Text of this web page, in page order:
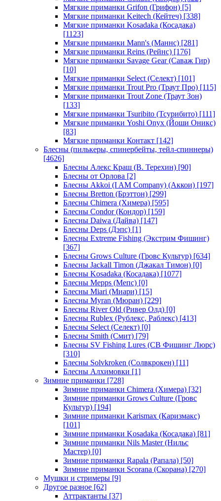
Мягкие приманки Grifon (Грифон) [5]
Мягкие приманки Keitech (Кейтеч) [338]
Мягкие приманки Kosadaka (Косадака)
[1123]
Мягкие приманки Mann's (Маннс) [281]
Мягкие приманки Reins (Рейнс) [176]
Мягкие приманки Savage Gear (Саваж Гир)
[10]
Мягкие приманки Select (Селект) [101]
Мягкие приманки Trout Pro (Траут Про) [115]
Мягкие приманки Trout Zone (Траут Зон)
[133]
Мягкие приманки Tsuribito (Тсурибито) [111]
Мягкие приманки Yoshi Onyx (Йоши Оникс)
[83]
Мягкие приманки Контакт [142]
Блесны (пилькеры, спинербейты, тейл-спиннеры)
[4626]
Блесны Алекс Краш (В. Терехин) [90]
Блесны от Орлова [2]
Блесны Akkoi (I AM Company) (Аккои) [197]
Блесны Bretton (Брэттон) [299]
Блесны Chimera (Химера) [595]
Блесны Condor (Кондор) [159]
Блесны Daiwa (Дайва) [147]
Блесны Deps (Дэпс) [1]
Блесны Extreme Fishing (Экстрим Фишинг)
[367]
Блесны Grows Culture (Гровс Культур) [634]
Блесны Jackall Timon (Джакал Тимон) [0]
Блесны Kosadaka (Косадака) [1077]
Блесны Mepps (Мепс) [0]
Блесны Miari (Миари) [15]
Блесны Myran (Мюран) [229]
Блесны River Old (Ривер Олд) [0]
Блесны Rublex (Рублекс, Раблекс) [413]
Блесны Select (Селект) [0]
Блесны Smith (Смит) [79]
Блесны SV Fishing Lures (СВ Фишинг Люрс)
[310]
Блесны Solvkroken (Солвкрокен) [11]
Блесны Алхимовки [1]
Зимние приманки [728]
Зимние приманки Chimera (Химера) [32]
Зимние приманки Grows Culture (Гровс
Культур) [194]
Зимние приманки Karismax (Каризмакс)
[101]
Зимние приманки Kosadaka (Косадака) [81]
Зимние приманки Nils Master (Нильс
Мастер) [0]
Зимние приманки Rapala (Рапала) [50]
Зимние приманки Scorana (Скорана) [270]
Мушки и стримеры [9]
Другое разное [62]
Аттрактанты [37]